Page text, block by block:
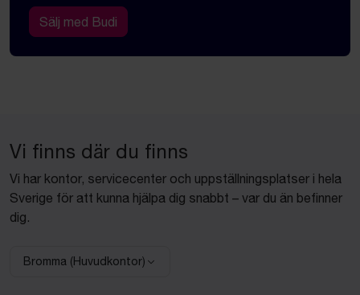
Sälj med Budi
Vi finns där du finns
Vi har kontor, servicecenter och uppställningsplatser i hela
Sverige för att kunna hjälpa dig snabbt – var du än befinner
dig.
Välj anläggning:
Bromma (Huvudkontor)